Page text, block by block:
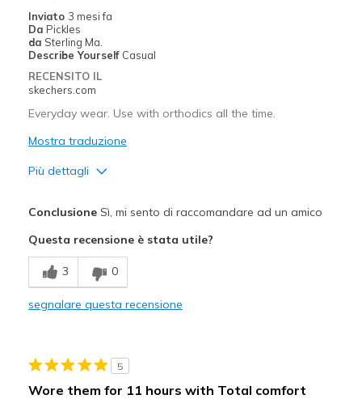
Sizing
View On Shoes
Shoes are for Wearing
Inviato 3 mesi fa
Da Pickles
da Sterling Ma.
Describe Yourself Casual
RECENSITO IL
skechers.com
Everyday wear. Use with orthodics all the time.
Mostra traduzione
Più dettagli
Breathe Well
Comfortable
The shoelaces have to be knotted. They come und
ConclusioneSì, mi sento di raccomandare ad un amico
Questa recensione è stata utile?
3 0
segnalare questa recensione
5
Wore them for 11 hours with Total comfort